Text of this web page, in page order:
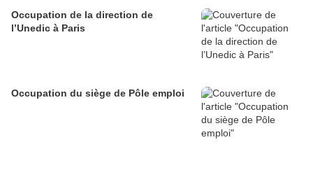
Occupation de la direction de
l’Unedic à Paris
Occupation du siège de Pôle emploi